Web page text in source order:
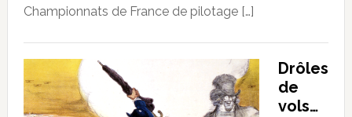
Championnats de France de pilotage […]
Drôles
de
vols…